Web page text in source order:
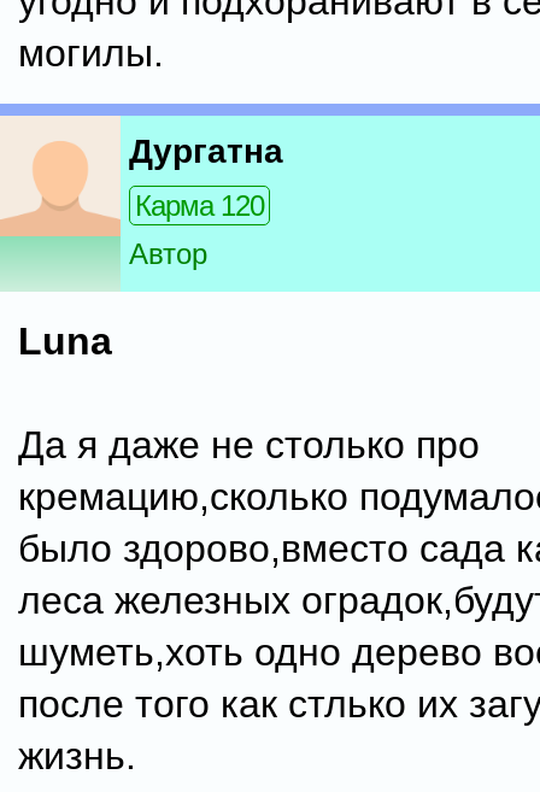
могилы.
Дургатна
Карма 120
Автор
Luna
Да я даже не столько про
кремацию,сколько
было здорово,вместо сада
леса железных
шуметь,хоть одно дерево
после того как стлько их
жизнь.